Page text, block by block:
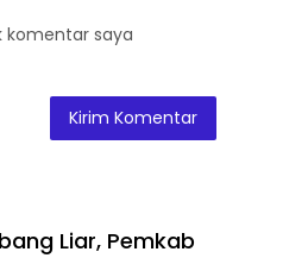
komentar saya
Liar, Pemkab